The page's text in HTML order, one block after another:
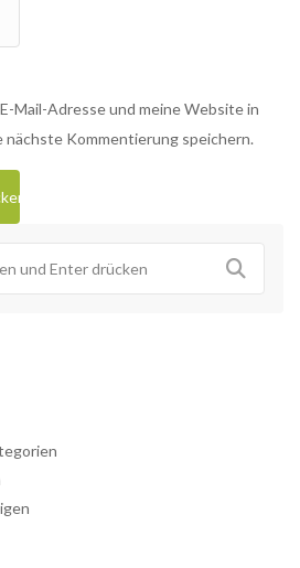
Mail-Adresse und meine Website in
nächste Kommentierung speichern.